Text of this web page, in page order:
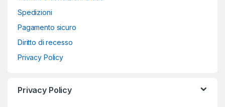
Spedizioni
Pagamento sicuro
Diritto di recesso
Privacy Policy
Privacy Policy